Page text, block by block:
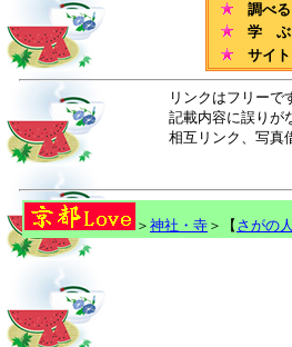
調べる
学 ぶ
サイト
リンクはフリー
記載内容に誤りが
相互リンク、写真
＞ 神社・寺 ＞【 さがの